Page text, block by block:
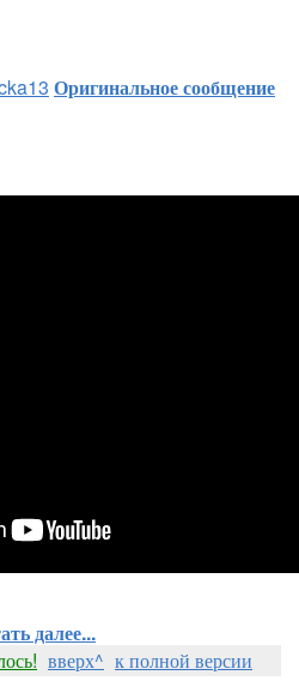
Оригинальное сообщение
далее...
вверх^ к полной версии